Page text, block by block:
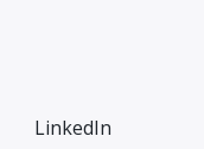
LinkedIn